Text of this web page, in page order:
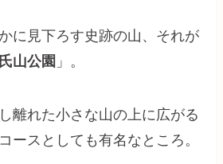
に見下ろす史跡の山、それが
山公園 」。
離れた小さな山の上に広がる
ースとしても有名なところ。